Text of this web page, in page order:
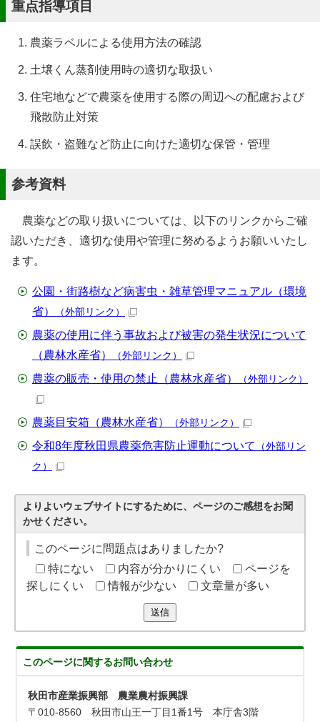
重点指導項目
農薬ラベルによる使用方法の確認
土壌くん蒸剤使用時の適切な取扱い
住宅地などで農薬を使用する際の周辺への配慮および
飛散防止対策
誤飲・盗難など防止に向けた適切な保管・管理
参考資料
農薬などの取り扱いについては、以下のリンクからご確
認いただき、適切な使用や管理に努めるようお願いいたし
ます。
公園・街路樹など病害虫・雑草管理マニュアル（環境
省）
（外部リンク）
農薬の使用に伴う事故および被害の発生状況について
（農林水産省）
（外部リンク）
農薬の販売・使用の禁止（農林水産省） （外部リンク）
農薬目安箱（農林水産省） （外部リンク）
令和8年度秋田県農薬危害防止運動について
（外部リン
ク）
よりよいウェブサイトにするために、ページのご感想をお聞
かせください。
このページに問題点はありましたか?
特にない
内容が分かりにくい
ページを
探しにくい
情報が少ない 文章量が多い
送信
このページに関するお問い合わせ
秋田市産業振興部 農業農村振興課
〒010-8560 秋田市山王一丁目1番1号 本庁舎3階